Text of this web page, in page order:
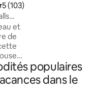
moyenne de 5 sur 5,
5 (103)
et
de
radeau de
kayaks, de 2
populaires
dans le